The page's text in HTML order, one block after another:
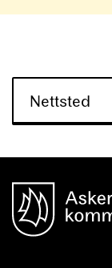
Nettsted